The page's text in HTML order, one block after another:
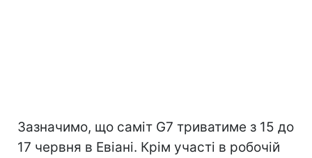
Зазначимо, що саміт G7 триватиме з 15 до
17 червня в Евіані. Крім участі в робочій